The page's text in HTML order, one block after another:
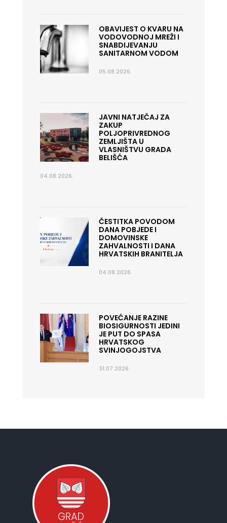
OBAVIJEST O KVARU NA
VODOVODNOJ MREŽI I
SNABDIJEVANJU
SANITARNOM VODOM
05.08.2026.
JAVNI NATJEČAJ ZA
ZAKUP
POLJOPRIVREDNOG
ZEMLJIŠTA U
VLASNIŠTVU GRADA
BELIŠĆA
04.08.2026.
ČESTITKA POVODOM
DANA POBJEDE I
DOMOVINSKE
ZAHVALNOSTI I DANA
HRVATSKIH BRANITELJA
04.08.2026.
POVEĆANJE RAZINE
BIOSIGURNOSTI JEDINI
JE PUT DO SPASA
HRVATSKOG
SVINJOGOJSTVA
31.07.2026.